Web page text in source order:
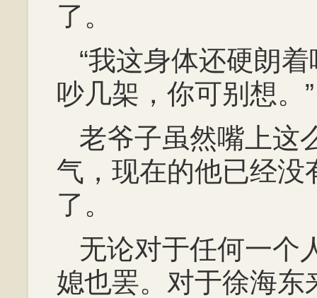
了。
“我这身体还硬朗
吵几架，你可别想。”
老爷子虽然嘴上这
气，现在的他已经没
了。
无论对于任何一个
媳也罢。对于徐海东